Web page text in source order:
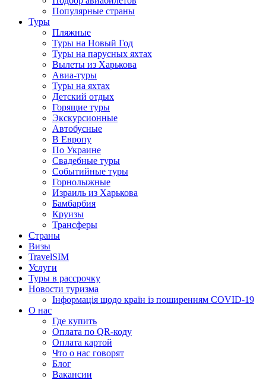
Популярные страны
Туры
Пляжные
Туры на Новый Год
Туры на парусных яхтах
Вылеты из Харькова
Авиа-туры
Туры на яхтах
Детский отдых
Горящие туры
Экскурсионные
Автобусные
В Европу
По Украине
Свадебные туры
Событийные туры
Горнолыжные
Израиль из Харькова
Бамбарбия
Круизы
Трансферы
Страны
Визы
TravelSIM
Услуги
Туры в рассрочку
Новости туризма
Інформація щодо країн із поширенням COVID-19
О нас
Где купить
Оплата по QR-коду
Оплата картой
Что о нас говорят
Блог
Вакансии